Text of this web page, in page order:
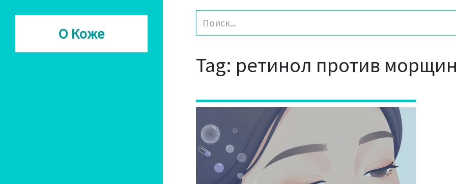
О Коже
Tag: ретинол против